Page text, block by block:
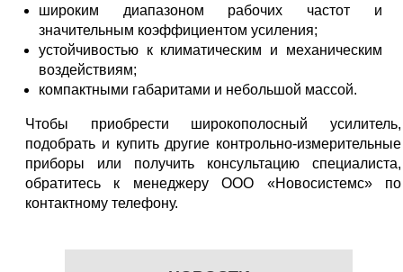
широким диапазоном рабочих частот и
значительным коэффициентом усиления;
устойчивостью к климатическим и механическим
воздействиям;
компактными габаритами и небольшой массой.
Чтобы приобрести широкополосный усилитель,
подобрать и купить другие контрольно-измерительные
приборы или получить консультацию специалиста,
обратитесь к менеджеру ООО «Новосистемс» по
контактному телефону.